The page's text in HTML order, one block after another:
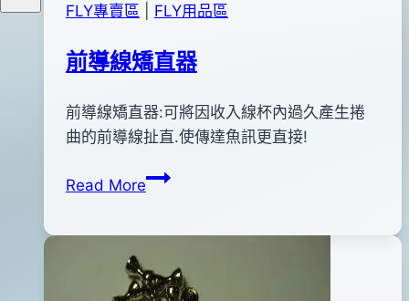
FLY專賣區 FLY用品區
前導線矯直器
Byanna
2011
年
月
日
前導線矯直器:可將因收入線杯內過久產生捲
曲的前導線扯直.使傳達魚訊更直接!
Read More前
直